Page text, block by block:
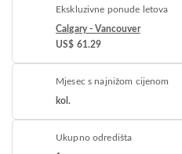
Ekskluzivne ponude letova
Calgary - Vancouver
US$ 61.29
Mjesec s najnižom cijenom
kol.
Ukupno odredišta